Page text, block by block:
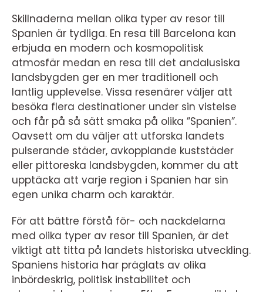
Skillnaderna mellan olika typer av resor till
Spanien är tydliga. En resa till Barcelona kan
erbjuda en modern och kosmopolitisk
atmosfär medan en resa till det andalusiska
landsbygden ger en mer traditionell och
lantlig upplevelse. Vissa resenärer väljer att
besöka flera destinationer under sin vistelse
och får på så sätt smaka på olika ”Spanien”.
Oavsett om du väljer att utforska landets
pulserande städer, avkopplande kuststäder
eller pittoreska landsbygden, kommer du att
upptäcka att varje region i Spanien har sin
egen unika charm och karaktär.
För att bättre förstå för- och nackdelarna
med olika typer av resor till Spanien, är det
viktigt att titta på landets historiska utveckling.
Spaniens historia har präglats av olika
inbördeskrig, politisk instabilitet och